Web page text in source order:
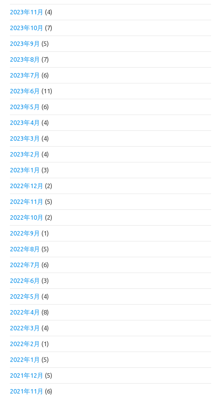
2023年11月 (4)
2023年10月 (7)
2023年9月 (5)
2023年8月 (7)
2023年7月 (6)
2023年6月 (11)
2023年5月 (6)
2023年4月 (4)
2023年3月 (4)
2023年2月 (4)
2023年1月 (3)
2022年12月 (2)
2022年11月 (5)
2022年10月 (2)
2022年9月 (1)
2022年8月 (5)
2022年7月 (6)
2022年6月 (3)
2022年5月 (4)
2022年4月 (8)
2022年3月 (4)
2022年2月 (1)
2022年1月 (5)
2021年12月 (5)
2021年11月 (6)